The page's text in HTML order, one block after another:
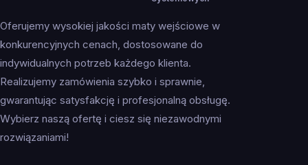
Oferujemy wysokiej jakości maty wejściowe w
konkurencyjnych cenach, dostosowane do
indywidualnych potrzeb każdego klienta.
Realizujemy zamówienia szybko i sprawnie,
gwarantując satysfakcję i profesjonalną obsługę.
Wybierz naszą ofertę i ciesz się niezawodnymi
rozwiązaniami!